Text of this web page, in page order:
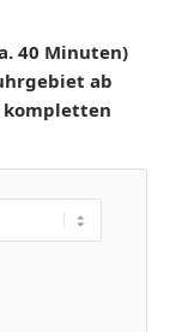
40 Minuten)
ab
kompletten